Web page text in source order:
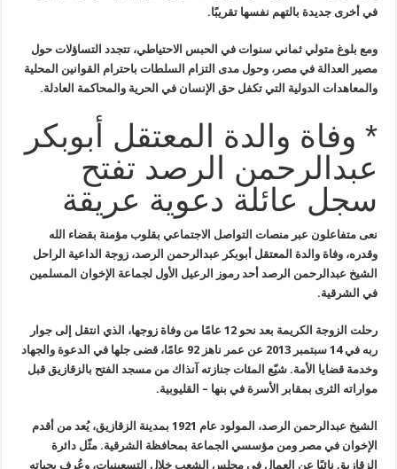
في أخرى جديدة بالتهم نفسها تقريبًا.
ومع بلوغ متولي ثماني سنوات في الحبس الاحتياطي، تتجدد التساؤلات حول
مصير العدالة في مصر، وحول مدى التزام السلطات باحترام القوانين المحلية
والمعاهدات الدولية التي تكفل حق الإنسان في الحرية والمحاكمة العادلة.
* وفاة والدة المعتقل أبوبكر
عبدالرحمن الرصد تفتح
سجل عائلة دعوية عريقة
نعى متفاعلون عبر منصات التواصل الاجتماعي بقلوب مؤمنة بقضاء الله
وقدره، وفاة والدة المعتقل أبوبكر عبدالرحمن الرصد، زوجة الداعية الراحل
الشيخ عبدالرحمن الرصد أحد رموز الرعيل الأول لجماعة الإخوان المسلمين
في الشرقية.
رحلت
الزوجة الكريمة بعد نحو 12 عامًا من وفاة زوجها، الذي انتقل إلى جوار
ربه
في 14 سبتمبر 2013 عن عمر ناهز 92 عامًا، قضى جلها في الدعوة والجهاد
وخدمة قضايا الأمة. شيّع المئات جنازته آنذاك من مسجد الفتح بالزقازيق قبل
مواراته الثرى بمقابر الأسرة في بنها – القليوبية.
الشيخ
عبدالرحمن الرصد، المولود عام 1921 بمدينة الزقازيق، يُعد من أقدم
الإخوان في مصر ومن مؤسسي الجماعة بمحافظة الشرقية. مثّل دائرة
الزقازيق نائبًا عن العمال في مجلس الشعب خلال التسعينيات، وعُرف بحياته